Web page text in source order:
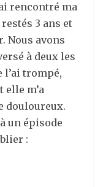
rencontré ma
3 ans et
Nous avons
à deux les
l’ai trompé,
elle m’a
douloureux.
un épisode
: